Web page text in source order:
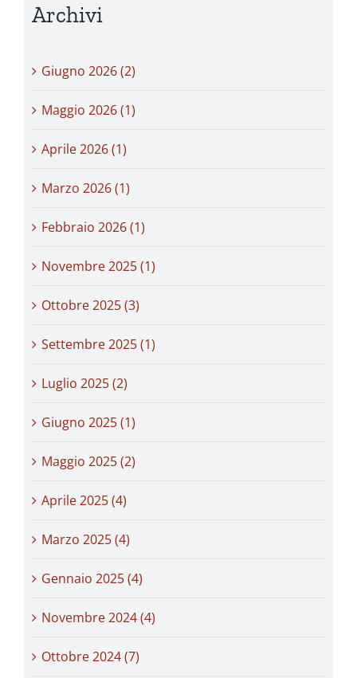
Archivi
Giugno 2026 (2)
Maggio 2026 (1)
Aprile 2026 (1)
Marzo 2026 (1)
Febbraio 2026 (1)
Novembre 2025 (1)
Ottobre 2025 (3)
Settembre 2025 (1)
Luglio 2025 (2)
Giugno 2025 (1)
Maggio 2025 (2)
Aprile 2025 (4)
Marzo 2025 (4)
Gennaio 2025 (4)
Novembre 2024 (4)
Ottobre 2024 (7)